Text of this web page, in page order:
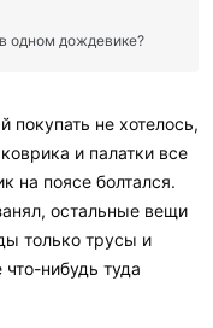
одном дождевике?
не хотелось,
и палатки все
на поясе болтался.
остальные вещи
только трусы и
нибудь туда